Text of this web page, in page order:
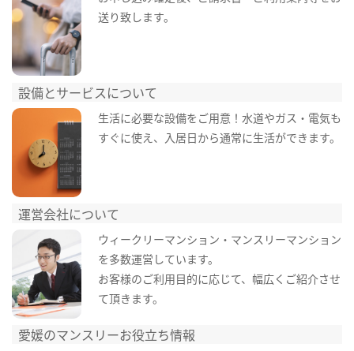
送り致します。
設備とサービスについて
生活に必要な設備をご用意！水道やガス・電気も
すぐに使え、入居日から通常に生活ができます。
運営会社について
ウィークリーマンション・マンスリーマンション
を多数運営しています。
お客様のご利用目的に応じて、幅広くご紹介させ
て頂きます。
愛媛のマンスリーお役立ち情報